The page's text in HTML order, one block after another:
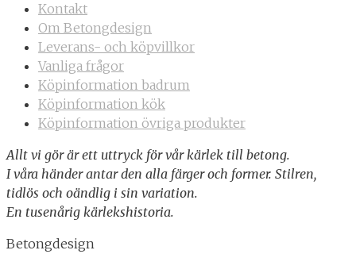
Kontakt
Om Betongdesign
Leverans- och köpvillkor
Vanliga frågor
Köpinformation badrum
Köpinformation kök
Köpinformation övriga produkter
Allt vi gör är ett uttryck för vår kärlek till betong.
I våra händer antar den alla färger och former. Stilren,
tidlös och oändlig i sin variation.
En tusenårig kärlekshistoria.
Betongdesign